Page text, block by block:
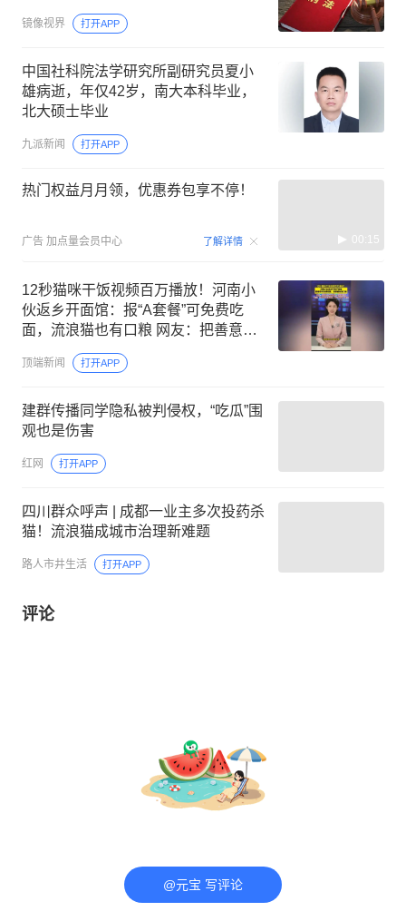
镜像视界 打开APP
中国社科院法学研究所副研究员夏小
雄病逝，年仅42岁，南大本科毕业，
北大硕士毕业
九派新闻 打开APP
热门权益月月领，优惠券包享不停！
广告 加点量会员中心 了解详情 00:15
12秒猫咪干饭视频百万播放！河南小
伙返乡开面馆：报“A套餐”可免费吃
面，流浪猫也有口粮 网友：把善意分
给困境路人与流浪生灵
顶端新闻 打开APP
建群传播同学隐私被判侵权，“吃瓜”围
观也是伤害
红网 打开APP
四川群众呼声 | 成都一业主多次投药杀
猫！流浪猫成城市治理新难题
路人市井生活 打开APP
评论
@元宝 写评论